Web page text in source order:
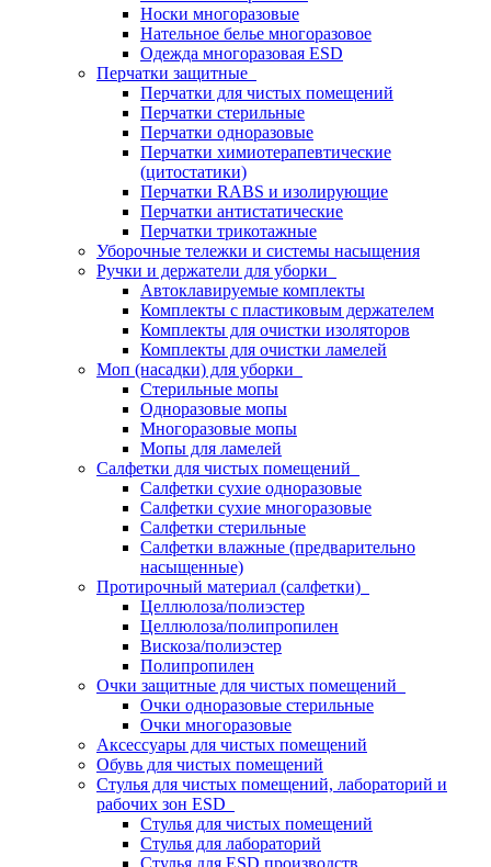
Носки многоразовые
Нательное белье многоразовое
Одежда многоразовая ESD
Перчатки защитные
Перчатки для чистых помещений
Перчатки стерильные
Перчатки одноразовые
Перчатки химиотерапевтические
(цитостатики)
Перчатки RABS и изолирующие
Перчатки антистатические
Перчатки трикотажные
Уборочные тележки и системы насыщения
Ручки и держатели для уборки
Автоклавируемые комплекты
Комплекты с пластиковым держателем
Комплекты для очистки изоляторов
Комплекты для очистки ламелей
Моп (насадки) для уборки
Стерильные мопы
Одноразовые мопы
Многоразовые мопы
Мопы для ламелей
Салфетки для чистых помещений
Салфетки сухие одноразовые
Салфетки сухие многоразовые
Салфетки стерильные
Салфетки влажные (предварительно
насыщенные)
Протирочный материал (салфетки)
Целлюлоза/полиэстер
Целлюлоза/полипропилен
Вискоза/полиэстер
Полипропилен
Очки защитные для чистых помещений
Очки одноразовые стерильные
Очки многоразовые
Аксессуары для чистых помещений
Обувь для чистых помещений
Стулья для чистых помещений, лабораторий и
рабочих зон ESD
Стулья для чистых помещений
Стулья для лабораторий